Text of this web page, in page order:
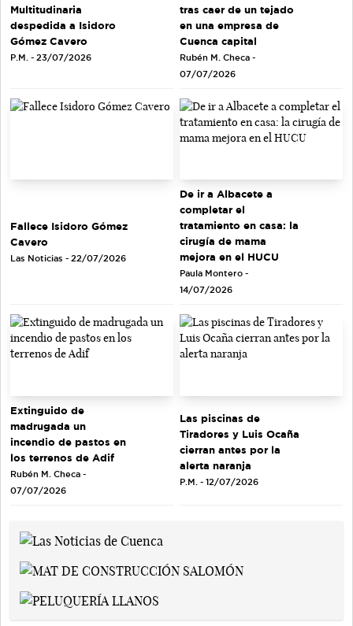
Multitudinaria
despedida a Isidoro
Gómez Cavero
P.M. - 23/07/2026
tras caer de un tejado
en una empresa de
Cuenca capital
Rubén M. Checa -
07/07/2026
Fallece Isidoro Gómez
Cavero
Las Noticias - 22/07/2026
De ir a Albacete a
completar el
tratamiento en casa: la
cirugía de mama
mejora en el HUCU
Paula Montero -
14/07/2026
Extinguido de
madrugada un
incendio de pastos en
los terrenos de Adif
Rubén M. Checa -
07/07/2026
Las piscinas de
Tiradores y Luis Ocaña
cierran antes por la
alerta naranja
P.M. - 12/07/2026